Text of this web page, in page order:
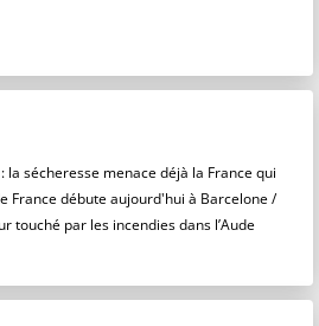
la sécheresse menace déjà la France qui
France débute aujourd'hui à Barcelone /
touché par les incendies dans l’Aude